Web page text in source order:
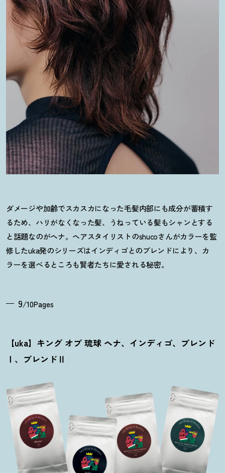
ダメージや加齢でスカスカになった毛髪内部にも成分が蓄積す
るため、ハリがなくなった髪、うねっている髪もシャンとする
と話題なのがヘナ。ヘアスタイリストのshucoさんがカラーを監
修したuka発のシリーズはインディゴとのブレンドにより、カ
ラーを選べるところも賢者たちに愛される秘密。
9/10Pages
【uka】キング オブ 琉球 ヘナ、インディゴ、ブレンド
Ⅰ、ブレンドⅡ